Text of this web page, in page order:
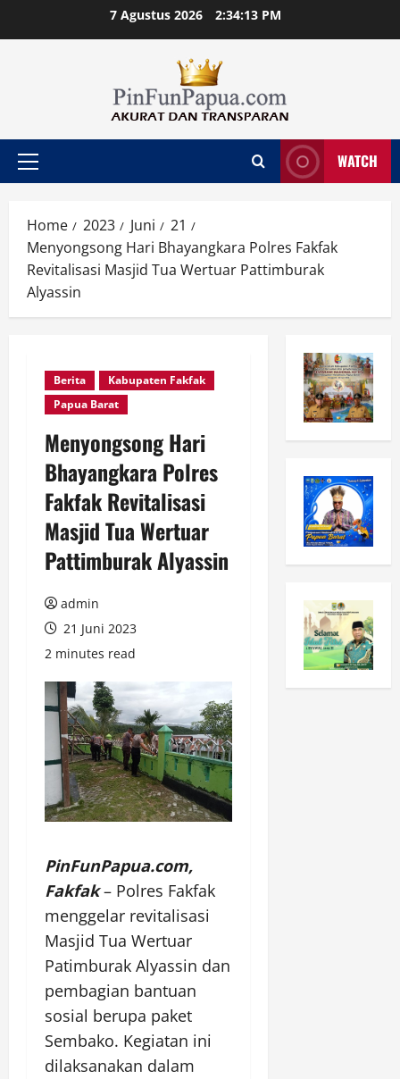
7 Agustus 2026 2:34:14 PM
Primary
WATCH
Home 2023 Juni
21
Menyongsong Hari Bhayangkara Polres Fakfak
Revitalisasi Masjid Tua Wertuar Pattimburak
Alyassin
Berita
Kabupaten Fakfak
Papua Barat
Menyongsong Hari
Bhayangkara Polres
Fakfak Revitalisasi
Masjid Tua Wertuar
Pattimburak Alyassin
admin
21 Juni 2023
2 minutes read
PinFunPapua.com,
Fakfak– Polres Fakfak
menggelar revitalisasi
Masjid Tua Wertuar
Patimburak Alyassin dan
pembagian bantuan
sosial berupa paket
Sembako. Kegiatan ini
dilaksanakan dalam